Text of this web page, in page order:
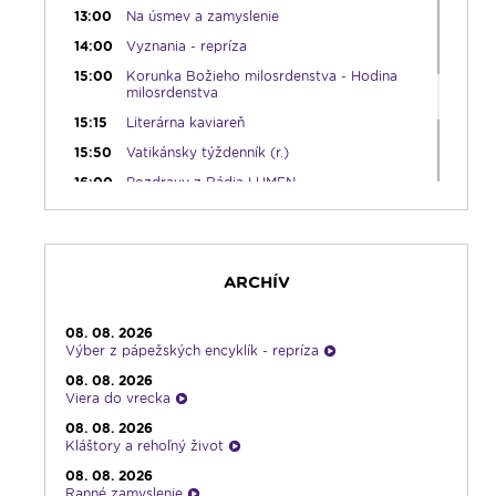
13:00
Na úsmev a zamyslenie
14:00
Vyznania - repríza
15:00
Korunka Božieho milosrdenstva - Hodina
milosrdenstva
15:15
Literárna kaviareň
15:50
Vatikánsky týždenník (r.)
16:00
Pozdravy z Rádia LUMEN
17:30
Infolumen
18:00
Emauzy - sv. omša 18:00
Ruženec pre Slovensko
20:00
Vešpery
20:15
Od ucha k duchu
21:45
Karmel - repríza
23:15
Pod vankúš
23:30
Infolumen - repríza
ARCHÍV
08. 08. 2026
Výber z pápežských encyklík - repríza
08. 08. 2026
Viera do vrecka
08. 08. 2026
Kláštory a rehoľný život
08. 08. 2026